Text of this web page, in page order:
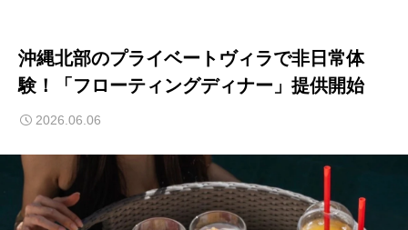
沖縄北部のプライベートヴィラで非日常体
験！「フローティングディナー」提供開始
2026.06.06